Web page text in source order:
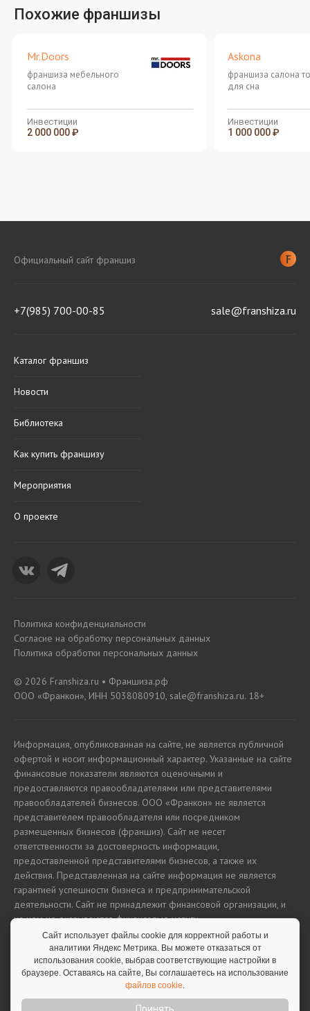
Похожие франшизы
Mr.Doors
франшиза мебельного
салона
Инвестиции
2 000 000 ₽
Askona
франшиза салона
для сна
Инвестиции
1 000 000 ₽
Официальный сайт франшиз
+7(985) 700-00-85 sale@franshiza.ru
Каталог франшиз
Новости
Библиотека
Как купить франшизу
Мероприятия
О проекте
Политика конфиденциальности
Согласие на обработку персональных данных
Политика обработки персональных данных
© 2026 Franshiza.ru • Франшиза.рф
ООО «Франкон», ИНН 5038080910, sale@franshiza.ru. 18+
Информация, опубликованная на сайте, не является публичной
офертой и носит информационный характер. Указанные на сайте
финансовые показатели являются оценочными и
предоставляются правообладателями или представителями
правообладателей бизнесов. ООО «Франкон» не является
представителем правообладателя или посредником
размещенных бизнесов (франшиз). Сайт не несет
ответственности за достоверность информации,
предоставленной представителями бизнесов, а также их
действия. Представленная на сайте информация не является
гарантией успешности бизнеса и предпринимательской
деятельности. Сайт не принадлежит финансовой организации, и
на нем не оказываются финансовые услуги.
Полная версия сайта
Сайт использует файлы cookie для корректной работы и
аналитики Яндекс Метрика. Вы можете отказаться от
использования cookie, выбрав соответствующие настройки в
браузере. Оставаясь на сайте, Вы соглашаетесь на использование
файлов cookie.